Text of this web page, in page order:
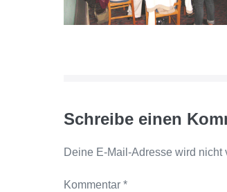
Schreibe einen
Deine E-Mail-Adresse wird nicht
Kommentar *